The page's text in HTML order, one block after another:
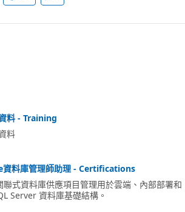
料 - Training
料
料庫管理師助理 - Certifications
式資料庫供應項目管理用於雲端、內部部署和
Server 資料庫基礎結構。